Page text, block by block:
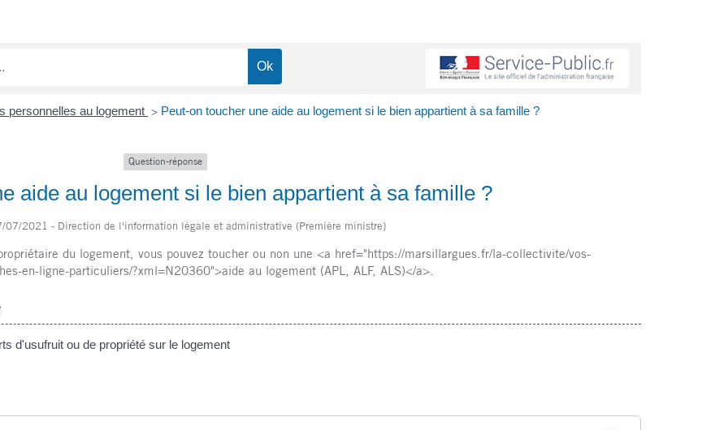
personnelles au logement > Peut-on toucher une aide au logement si le bien appartient à sa famille ?
Question-réponse
aide au logement si le bien appartient à sa famille ?
07/2021 - Direction de l'information légale et administrative (Première ministre)
du logement, vous pouvez toucher ou non une <a href="https://marsillargues.fr/la-collectivite/vos-
en-ligne-particuliers/?xml=N20360">aide au logement (APL, ALF, ALS)</a>.
d'usufruit ou de propriété sur le logement